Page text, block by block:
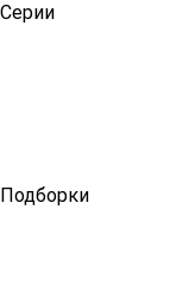
Серии
Подборки